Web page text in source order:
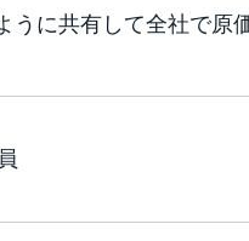
に共有して全社で原